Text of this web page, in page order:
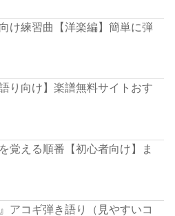
け練習曲【洋楽編】簡単に弾
り向け】楽譜無料サイトおす
覚える順番【初心者向け】ま
アコギ弾き語り（見やすいコ